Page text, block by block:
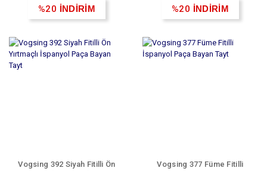
%20 İNDİRİM %20 İNDİRİM
Vogsing 392 Siyah Fitilli Ön
Vogsing 377 Füme Fitilli